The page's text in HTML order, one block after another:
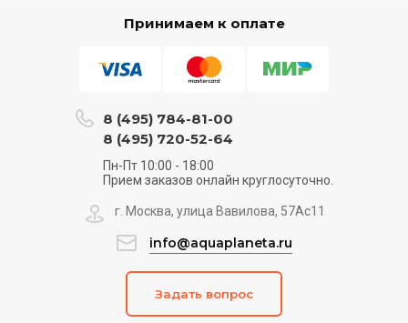
Принимаем к оплате
8 (495) 784-81-00
8 (495) 720-52-64
Пн-Пт 10:00 - 18:00
Прием заказов онлайн круглосуточно.
г. Москва, улица Вавилова, 57Ас11
info@aquaplaneta.ru
Задать вопрос